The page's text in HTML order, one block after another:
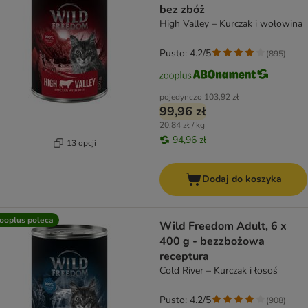
13 opcji
bez zbóż
High Valley – Kurczak i wołowina
pojedynczo 103,92 zł
99,96 zł
20,84 zł / kg
94,96 zł
Pusto: 4.2/5 (895)
Dodaj do koszyka
poleca
Wild Freedom Adult, 6 x
400 g - bezzbożowa
receptura
Cold River – Kurczak i łosoś
Pusto: 4.2/5 (908)